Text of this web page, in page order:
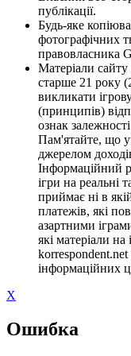
публікації.
Будь-яке
фотографічних
правовласника
Матеріали сайту
старше 21 року
викликати
(принципів)
ознак
Пам'ятайте, що
джерелом
Інформаційний
ігри на реальні
приймає ні в
платежів, які
азартними
які матеріали
інформаційних
X
Ошибка